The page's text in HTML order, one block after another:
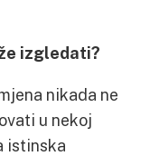
izgledati?
nikada ne
u nekoj
istinska